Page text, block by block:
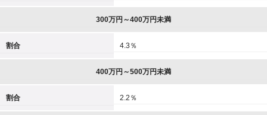
300万円～400万円未満
割合 4.3％
400万円～500万円未満
割合 2.2％